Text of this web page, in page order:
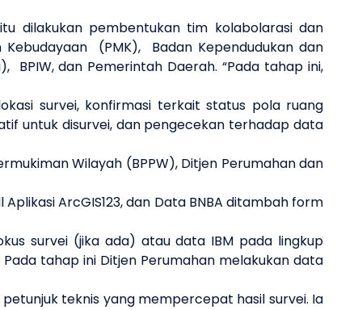
dilakukan pembentukan tim kolabolarasi dan
(PMK), Badan Kependudukan dan
dan Pemerintah Daerah. “Pada tahap ini,
survei, konfirmasi terkait status pola ruang
untuk disurvei, dan pengecekan terhadap data
Wilayah (BPPW), Ditjen Perumahan dan
ArcGIS123, dan Data BNBA ditambah form
survei (jika ada) atau data IBM pada lingkup
tahap ini Ditjen Perumahan melakukan data
teknis yang mempercepat hasil survei. Ia